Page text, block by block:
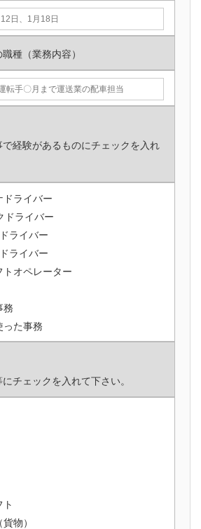
種（業務内容）
経験があるものにチェックを入れ
ドライバー
ドライバー
ライバー
ライバー
トオペレーター
務
った事務
チェックを入れて下さい。
ト
物）